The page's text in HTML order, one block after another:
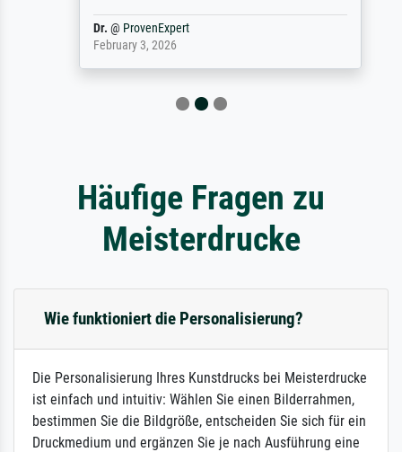
@ProvenExpert
February 3, 2026
Häufige Fragen zu
Meisterdrucke
Wie funktioniert die Personalisierung?
Die Personalisierung Ihres Kunstdrucks bei Meisterdrucke
ist einfach und intuitiv: Wählen Sie einen Bilderrahmen,
bestimmen Sie die Bildgröße, entscheiden Sie sich für ein
Druckmedium und ergänzen Sie je nach Ausführung eine